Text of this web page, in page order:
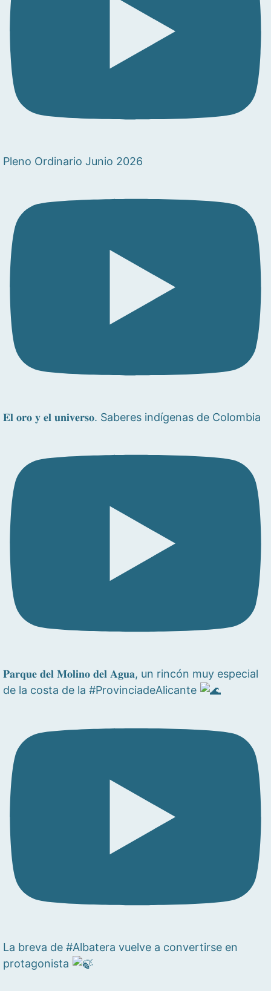
Pleno Ordinario Junio 2026
𝐄𝐥 𝐨𝐫𝐨 𝐲 𝐞𝐥 𝐮𝐧𝐢𝐯𝐞𝐫𝐬𝐨. Saberes indígenas de Colombia
𝐏𝐚𝐫𝐪𝐮𝐞 𝐝𝐞𝐥 𝐌𝐨𝐥𝐢𝐧𝐨 𝐝𝐞𝐥 𝐀𝐠𝐮𝐚, un rincón muy especial
de la costa de la #ProvinciadeAlicante
La breva de #Albatera vuelve a convertirse en
protagonista